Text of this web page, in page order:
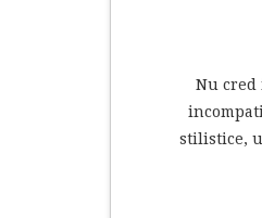
Nu cred
stilistice,